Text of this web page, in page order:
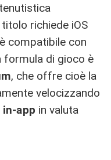
richiede iOS
compatibile con
formula di gioco è
, che offre cioè la
velocizzando
app in valuta